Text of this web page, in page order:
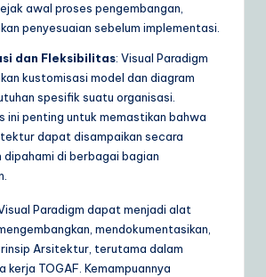
awal proses pengembangan,
penyesuaian sebelum implementasi.
dan Fleksibilitas: Visual Paradigm
kustomisasi model dan diagram
spesifik suatu organisasi.
ini penting untuk memastikan bahwa
dapat disampaikan secara
di berbagai bagian
Paradigm dapat menjadi alat
mendokumentasikan,
Arsitektur, terutama dalam
kerja TOGAF. Kemampuannya